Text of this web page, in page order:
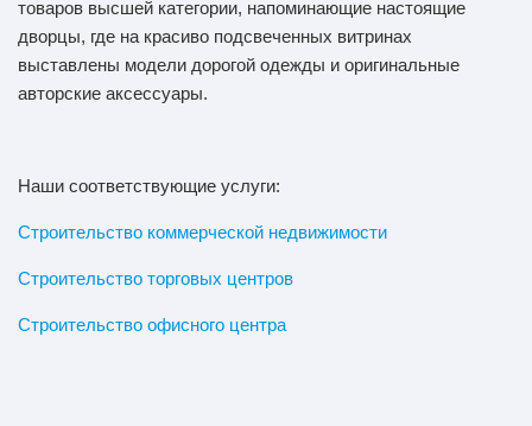
товаров высшей категории, напоминающие настоящие
дворцы, где на красиво подсвеченных витринах
выставлены модели дорогой одежды и оригинальные
авторские аксессуары.
Наши соответствующие услуги:
Строительство коммерческой недвижимости
Строительство торговых центров
Строительство офисного центра